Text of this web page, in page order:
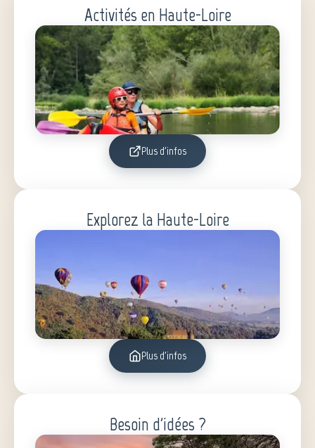
Activités en Haute-Loire
Plus d'infos
Explorez la Haute-Loire
Plus d'infos
Besoin d'idées ?